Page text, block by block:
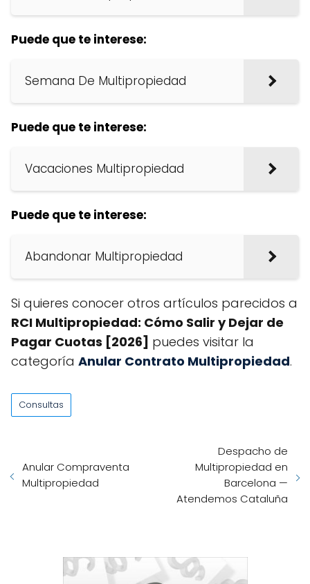
Puede que te interese:
Semana De Multipropiedad
Puede que te interese:
Vacaciones Multipropiedad
Puede que te interese:
Abandonar Multipropiedad
Si quieres conocer otros artículos parecidos a
RCI Multipropiedad: Cómo Salir y Dejar de
Pagar Cuotas [2026] puedes visitar la
categoría Anular Contrato Multipropiedad.
Consultas
Anular Compraventa
Multipropiedad
Despacho de
Multipropiedad en
Barcelona —
Atendemos Cataluña